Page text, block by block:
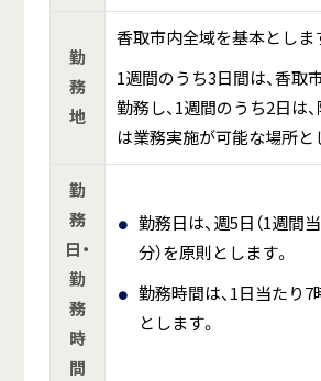
勤
務
地
香取市内全域を基本としま
1週間のうち3日間は、香取
勤務し、1週間のうち2日は
は業務実施が可能な場所と
勤
務
日・
勤
務
時
間
勤務日は、週5日（1週間
分）を原則とします。
勤務時間は、1日当たり
とします。